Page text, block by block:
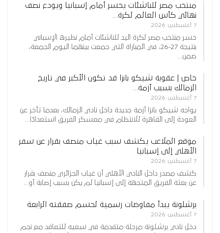
منتخب مصر للناشئات يخسر أمام إسبانيا ويودع نصف
نهائي كأس العالم لكرة…
7 أغسطس 2026
خسر منتخب مصر لكرة اليد للناشئات أمام نظيره الإسباني
بنتيجة 27-26، في المباراة التي جمعت بينهما اليوم الجمعة،
ضمن…
خاص | عقوبة شيكو بانزا قد تكون الأكبر في تاريخ
الزمالك بسبب أزمة…
7 أغسطس 2026
يواجه شيكو بانزا أزمة جديدة داخل نادي الزمالك، بعدما تأخر عن
العودة إلى القاهرة للانتظام في معسكر الفريق استعدادًا…
موقع الملاعب يكشف سبب غياب منصف بقرار عن سفر
الأهلي إلى إسبانيا
7 أغسطس 2026
كشف مصدر داخل النادي الأهلي أن غياب الجزائري منصف بقرار
عن بعثة الفريق المتجهة إلى إسبانيا لم يكن بسبب إصابة أو…
برشلونة يبدأ مفاوضات رسمية لحسم صفقته الرابعة
7 أغسطس 2026
دخل نادي برشلونة مرحلة متقدمة في سعيه للتعاقد مع نجم